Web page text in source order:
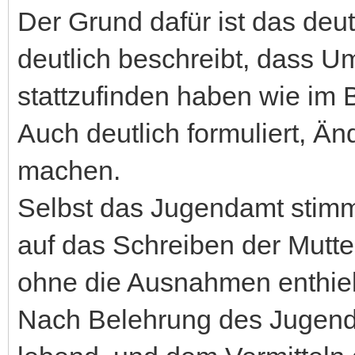
Der Grund dafür ist das
deutlich beschreibt, dass
stattzufinden haben wie im
Auch deutlich formuliert,
machen.
Selbst das Jugendamt
auf das Schreiben der
ohne die Ausnahmen
Nach Belehrung des